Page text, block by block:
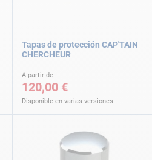
Tapas de protección CAP'TAIN
CHERCHEUR
A partir de
120,00 €
Disponible en varias versiones